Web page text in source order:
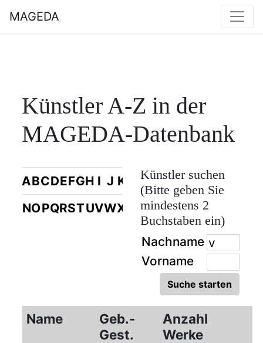
MAGEDA
Künstler A-Z in der
MAGEDA-Datenbank
ABCDEFGH I J K
M
NOPQRSTUVWX Z
Künstler suchen
(Bitte geben Sie
mindestens 2
Buchstaben ein)
Nachname
Vorname
Name
Geb.-
Gest.
Anzahl
Werke